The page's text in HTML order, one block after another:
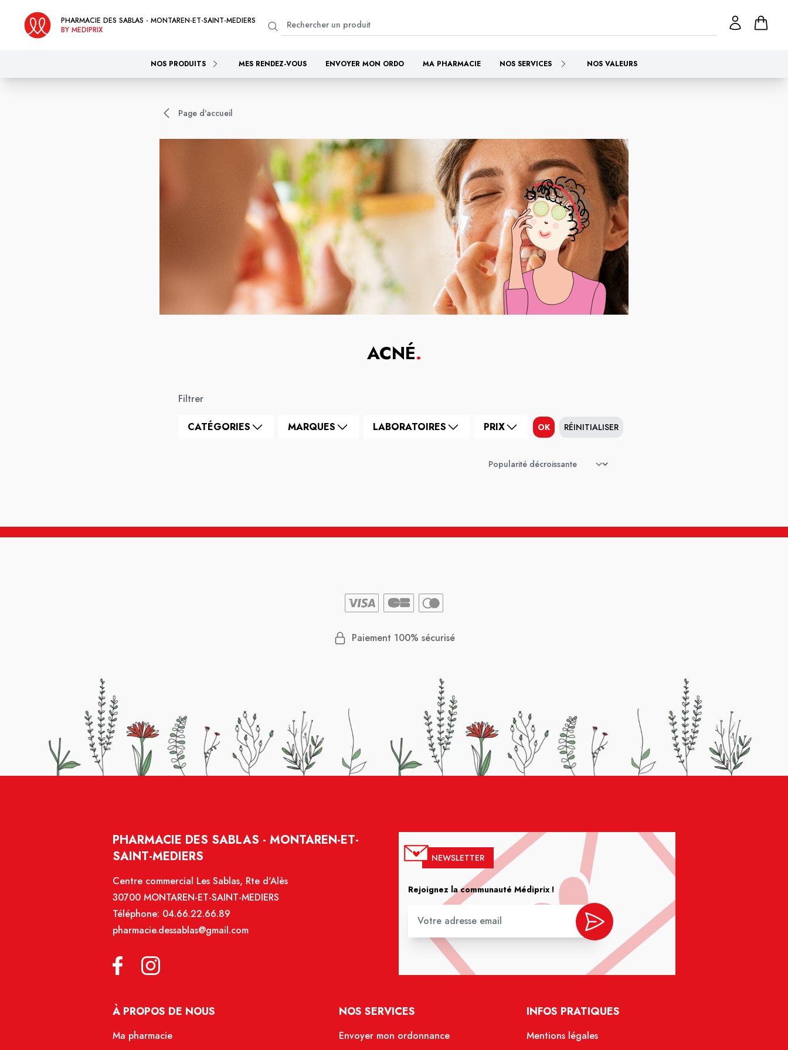
PHARMACIE DES SABLAS - MONTAREN-ET-SAINT-MEDIERS
BY MEDIPRIX
NOS PRODUITS MES RENDEZ-VOUS ENVOYER MON ORDO MA PHARMACIE NOS SERVICES NOS VALEURS
Page d'accueil
ACNÉ.
Filtrer
CATÉGORIES MARQUES LABORATOIRES PRIX OK RÉINITIALISER
Paiement 100% sécurisé
PHARMACIE DES SABLAS - MONTAREN-ET-
SAINT-MEDIERS
Centre commercial Les Sablas, Rte d'Alès
30700 MONTAREN-ET-SAINT-MEDIERS
Téléphone: 04.66.22.66.89
pharmacie.dessablas@gmail.com
NEWSLETTER
Rejoignez la communauté Médiprix !
À PROPOS DE NOUS
Ma pharmacie
NOS SERVICES
Envoyer mon ordonnance
INFOS PRATIQUES
Mentions légales